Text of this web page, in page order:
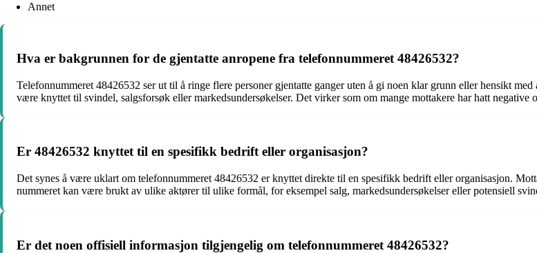
Annet
Hva er bakgrunnen for de gjentatte anropene fra telefonnummeret 48426532?
Telefonnummeret 48426532 ser ut til å ringe flere personer gjentatte ganger uten å gi noen klar grunn eller hensikt
være knyttet til svindel, salgsforsøk eller markedsundersøkelser. Det virker som om mange mottakere har hatt negative
Er 48426532 knyttet til en spesifikk bedrift eller organisasjon?
Det synes å være uklart om telefonnummeret 48426532 er knyttet direkte til en spesifikk bedrift eller organisasjon.
nummeret kan være brukt av ulike aktører til ulike formål, for eksempel salg, markedsundersøkelser eller potensiell
Er det noen offisiell informasjon tilgjengelig om telefonnummeret 48426532?